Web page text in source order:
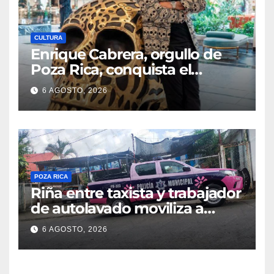
CULTURA
Enrique Cabrera, orgullo de
Poza Rica, conquista el
mundo con su arte
6 AGOSTO, 2026
POZA RICA
Riña entre taxista y trabajador
de autolavado moviliza a
policías en Poza Rica
6 AGOSTO, 2026